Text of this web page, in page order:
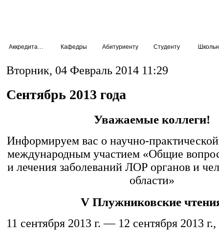
Кафедры Абитуриенту Студенту
Вторник, 04 Февраль 2014 11:29
Сентябрь 2013 года
Уважаемые коллеги!
Информируем вас о научно-
международным участием «Общие
и лечения заболеваний ЛОР органов и
области»
V Плужниковские
11 сентября 2013 г. — 12 сентября 2013